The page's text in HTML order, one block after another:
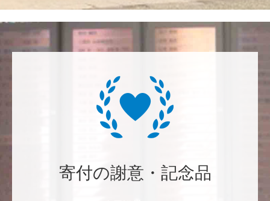
田畑 和樹
対校戦勝利、インカレ優勝目指して頑張ってくださ
い！ <漕艇部>
自身の高齢化とともに、障害のある方の苦労がよく理
解できるようになりました。パンフに出ている「重た
いドアの自動ドア化あるいは開閉しやすい折り戸化」
をはじめとして、身近なことでやらなければならない
です。 <障害のある学生や研究者の活躍応援基金>
寄付の謝意・記念品